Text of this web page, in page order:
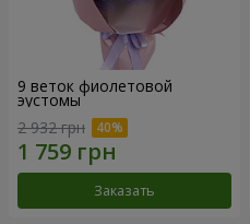
9 веток фиолетовой
эустомы
2 932 грн
Заказать